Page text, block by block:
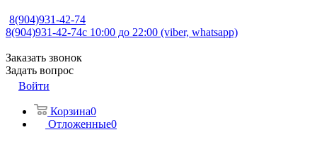
8(904)931-42-74
8(904)931-42-74с 10:00 до 22:00 (viber, whatsapp)
Заказать звонок
Задать вопрос
Войти
Корзина0
Отложенные0